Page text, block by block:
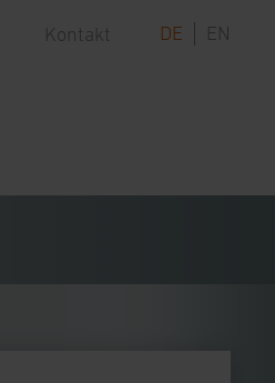
Kontakt DE EN